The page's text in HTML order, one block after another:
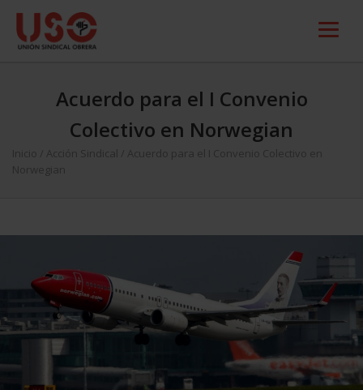
Acuerdo para el I Convenio
Colectivo en Norwegian
Inicio Acción Sindical
Acuerdo para el I Convenio Colectivo en
Norwegian